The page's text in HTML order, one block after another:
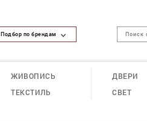
Подбор по брендам
ЖИВОПИСЬ
ТЕКСТИЛЬ
ДВЕРИ
СВЕТ